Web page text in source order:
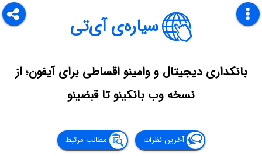
سیاره‌ی آی‌تی
بانکداری دیجیتال و وامینو اقساطی برای آیفون؛ از
نسخه وب بانکینو تا قبضینو
آخرین نظرات مطالب مرتبط